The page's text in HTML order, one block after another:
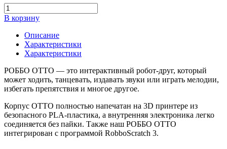
В корзину
Описание
Характеристики
Характеристики
РОББО ОТТО — это интерактивный робот-друг, который
может ходить, танцевать, издавать звуки или играть мелодии,
избегать препятствия и многое другое.
Корпус ОТТО полностью напечатан на 3D принтере из
безопасного PLA-пластика, а внутренняя электроника легко
соединяется без пайки. Также наш РОББО ОТТО
интегрирован с программой RobboScratch 3.